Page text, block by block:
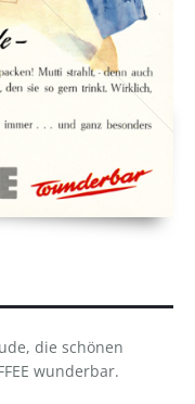
die schönen
wunderbar.